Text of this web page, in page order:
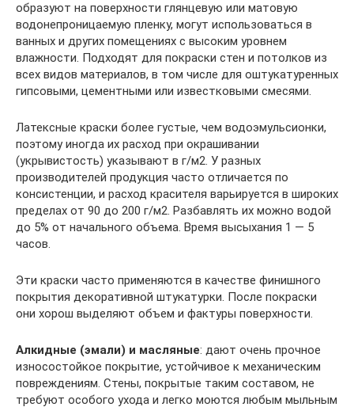
образуют на поверхности глянцевую или матовую
водонепроницаемую пленку, могут использоваться в
ванных и других помещениях с высоким уровнем
влажности. Подходят для покраски стен и потолков из
всех видов материалов, в том числе для оштукатуренных
гипсовыми, цементными или известковыми смесями.
Латексные краски более густые, чем водоэмульсионки,
поэтому иногда их расход при окрашивании
(укрывистость) указывают в г/м2. У разных
производителей продукция часто отличается по
консистенции, и расход красителя варьируется в широких
пределах от 90 до 200 г/м2. Разбавлять их можно водой
до 5% от начального объема. Время высыхания 1 — 5
часов.
Эти краски часто применяются в качестве финишного
покрытия декоративной штукатурки. После покраски
они хорош выделяют объем и фактуры поверхности.
Алкидные (эмали) и масляные: дают очень прочное
износостойкое покрытие, устойчивое к механическим
повреждениям. Стены, покрытые таким составом, не
требуют особого ухода и легко моются любым мыльным